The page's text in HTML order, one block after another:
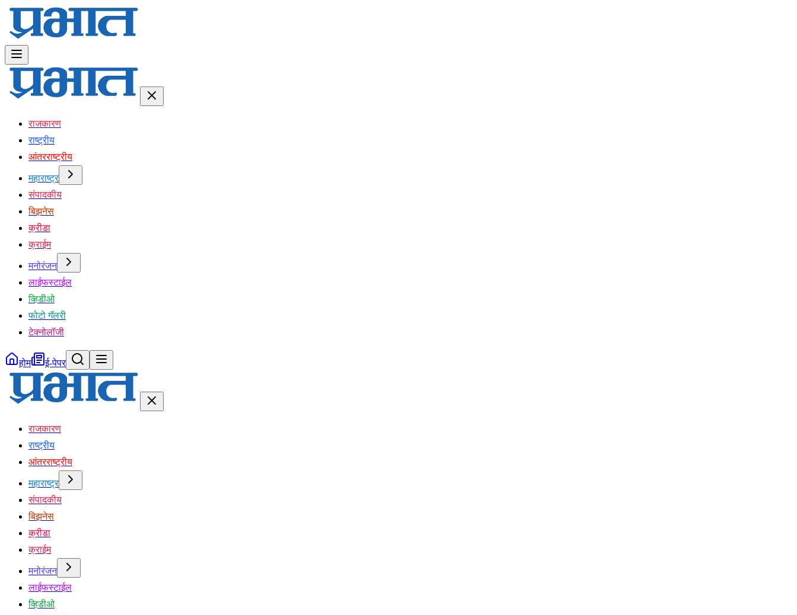
राजकारण
राष्ट्रीय
आंतरराष्ट्रीय
महाराष्ट्र
संपादकीय
बिझनेस
क्रीडा
क्राईम
मनोरंजन
लाईफस्टाईल
व्हिडीओ
फोटो गॅलरी
टेक्नोलॉजी
होम ई-पेपर
राजकारण
राष्ट्रीय
आंतरराष्ट्रीय
महाराष्ट्र
संपादकीय
बिझनेस
क्रीडा
क्राईम
मनोरंजन
लाईफस्टाईल
व्हिडीओ